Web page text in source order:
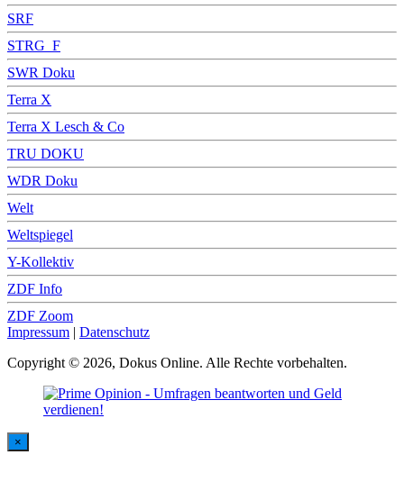
SRF
STRG_F
SWR Doku
Terra X
Terra X Lesch & Co
TRU DOKU
WDR Doku
Welt
Weltspiegel
Y-Kollektiv
ZDF Info
ZDF Zoom
Impressum | Datenschutz
Copyright © 2026, Dokus Online. Alle Rechte vorbehalten.
×